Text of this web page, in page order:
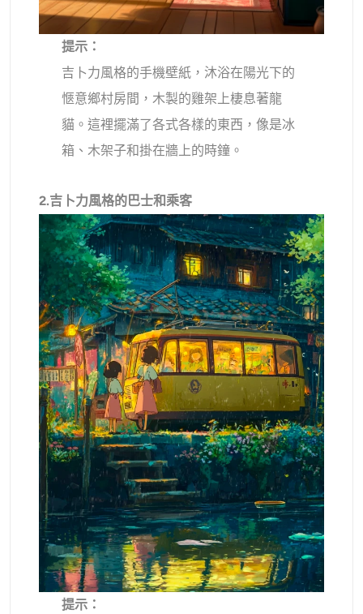
提示：
吉卜力風格的手機壁紙，沐浴在陽光下的
愜意鄉村房間，木製的雞架上棲息著龍
貓。這裡擺滿了各式各樣的東西，像是冰
箱、木架子和掛在牆上的時鐘。
2.吉卜力風格的巴士和乘客
提示：